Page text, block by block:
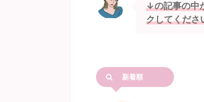
↓の記事の中
クしてくださ
新着順